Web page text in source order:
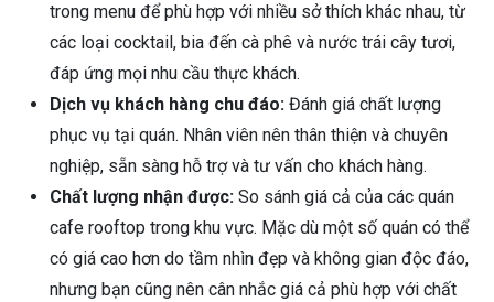
trong menu để phù hợp với nhiều sở thích khác nhau, từ
các loại cocktail, bia đến cà phê và nước trái cây tươi,
đáp ứng mọi nhu cầu thực khách.
Dịch vụ khách hàng chu đáo: Đánh giá chất lượng
phục vụ tại quán. Nhân viên nên thân thiện và chuyên
nghiệp, sẵn sàng hỗ trợ và tư vấn cho khách hàng.
Chất lượng nhận được: So sánh giá cả của các quán
cafe rooftop trong khu vực. Mặc dù một số quán có thể
có giá cao hơn do tầm nhìn đẹp và không gian độc đáo,
nhưng bạn cũng nên cân nhắc giá cả phù hợp với chất